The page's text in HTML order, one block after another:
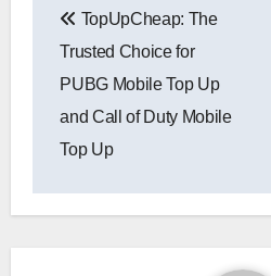
TopUpCheap: The
Trusted Choice for
PUBG Mobile Top Up
and Call of Duty Mobile
Top Up